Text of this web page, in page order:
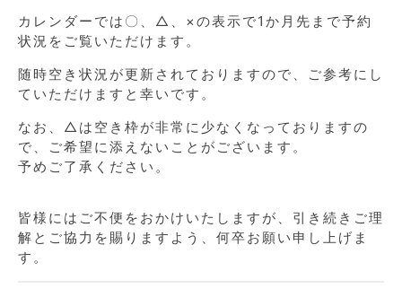
カレンダーでは〇、△、×の表示で1か月先まで予約
状況をご覧いただけます。
随時空き状況が更新されておりますので、ご参考にし
ていただけますと幸いです。
なお、△は空き枠が非常に少なくなっておりますの
で、ご希望に添えないことがございます。
予めご了承ください。
皆様にはご不便をおかけいたしますが、引き続きご理
解とご協力を賜りますよう、何卒お願い申し上げま
す。